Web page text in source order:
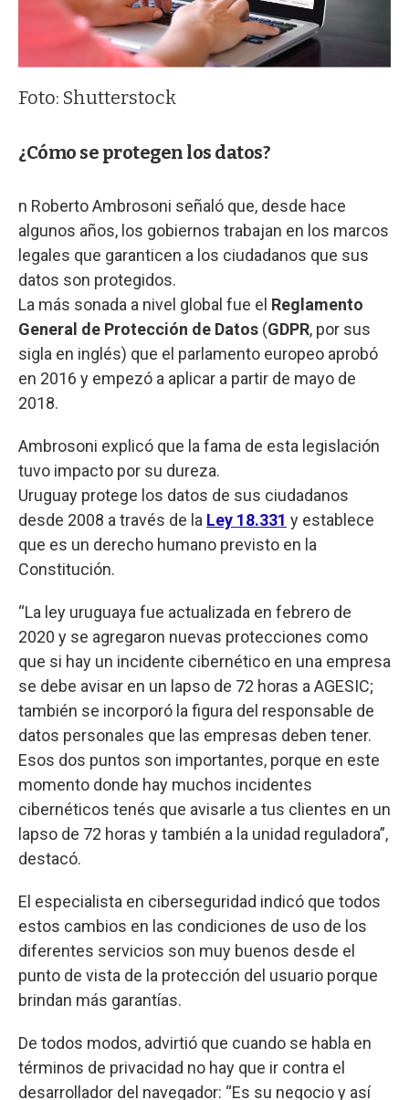
Foto: Shutterstock
¿Cómo se protegen los datos?
n Roberto Ambrosoni señaló que, desde hace
algunos años, los gobiernos trabajan en los marcos
legales que garanticen a los ciudadanos que sus
datos son protegidos.
La más sonada a nivel global fue el Reglamento
General de Protección de Datos (GDPR, por sus
sigla en inglés) que el parlamento europeo aprobó
en 2016 y empezó a aplicar a partir de mayo de
2018.
Ambrosoni explicó que la fama de esta legislación
tuvo impacto por su dureza.
Uruguay protege los datos de sus ciudadanos
desde 2008 a través de la Ley 18.331 y establece
que es un derecho humano previsto en la
Constitución.
“La ley uruguaya fue actualizada en febrero de
2020 y se agregaron nuevas protecciones como
que si hay un incidente cibernético en una empresa
se debe avisar en un lapso de 72 horas a AGESIC;
también se incorporó la figura del responsable de
datos personales que las empresas deben tener.
Esos dos puntos son importantes, porque en este
momento donde hay muchos incidentes
cibernéticos tenés que avisarle a tus clientes en un
lapso de 72 horas y también a la unidad reguladora”,
destacó.
El especialista en ciberseguridad indicó que todos
estos cambios en las condiciones de uso de los
diferentes servicios son muy buenos desde el
punto de vista de la protección del usuario porque
brindan más garantías.
De todos modos, advirtió que cuando se habla en
términos de privacidad no hay que ir contra el
desarrollador del navegador: “Es su negocio y así